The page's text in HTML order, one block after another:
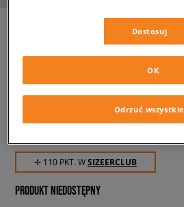
PUMA CZAPKA PUMA X
damskie, czapki z daszkiem
✛ 110 PKT. WSIZEERCLUB
PRODUKT NIEDOSTĘPNY
Dostosuj
Odrzuć wszystkie
OK